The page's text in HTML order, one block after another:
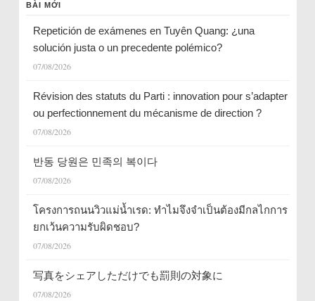
BÀI MỚI
Repetición de exámenes en Tuyên Quang: ¿una
solución justa o un precedente polémico?
07/08/2026
Révision des statuts du Parti : innovation pour s’adapter
ou perfectionnement du mécanisme de direction ?
07/08/2026
반동 당원은 민족의 복이다
07/08/2026
โครงการถนนวิวแม่น้ำเรด: ทำไมจึงจำเป็นต้องมีกลไกการ
ยกเว้นความรับผิดชอบ?
07/08/2026
写真をシェアしただけでも罰則の対象に
07/08/2026